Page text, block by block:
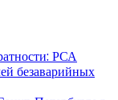
РСА
безаварийных